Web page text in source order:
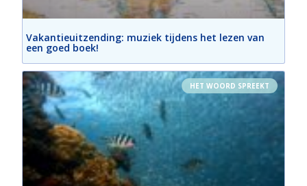
Vakantieuitzending: muziek tijdens het lezen van
een goed boek!
HET WOORD SPREEKT